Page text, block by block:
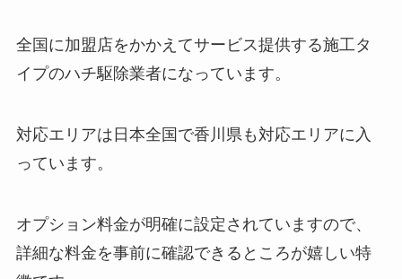
全国に加盟店をかかえてサービス提供する施工タ
イプのハチ駆除業者になっています。
対応エリアは日本全国で香川県も対応エリアに入
っています。
オプション料金が明確に設定されていますので、
詳細な料金を事前に確認できるところが嬉しい特